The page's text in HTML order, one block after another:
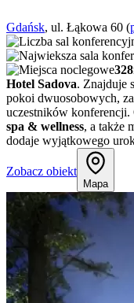
Gdańsk, ul. Łąkowa 60 (
328
Hotel Sadova. Znajduje
pokoi dwuosobowych,
uczestników
spa & wellness, a także
dodaje wyjątkowego
Zobacz obiekt
Mapa